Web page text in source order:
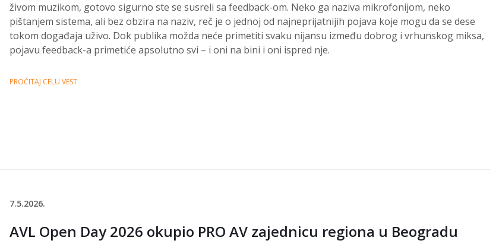
živom muzikom, gotovo sigurno ste se susreli sa feedback-om. Neko ga naziva mikrofonijom, neko
pištanjem sistema, ali bez obzira na naziv, reč je o jednoj od najneprijatnijih pojava koje mogu da se dese
tokom događaja uživo. Dok publika možda neće primetiti svaku nijansu između dobrog i vrhunskog miksa,
pojavu feedback-a primetiće apsolutno svi – i oni na bini i oni ispred nje.
PROČITAJ CELU VEST
7.5.2026.
AVL Open Day 2026 okupio PRO AV zajednicu regiona u Beogradu